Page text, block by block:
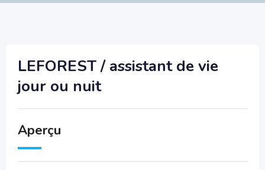
LEFOREST / assistant de vie
jour ou nuit
Aperçu